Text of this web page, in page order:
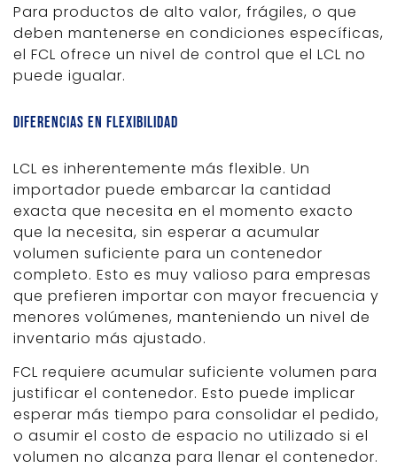
Para productos de alto valor, frágiles, o que
deben mantenerse en condiciones específicas,
el FCL ofrece un nivel de control que el LCL no
puede igualar.
Diferencias en flexibilidad
LCL es inherentemente más flexible. Un
importador puede embarcar la cantidad
exacta que necesita en el momento exacto
que la necesita, sin esperar a acumular
volumen suficiente para un contenedor
completo. Esto es muy valioso para empresas
que prefieren importar con mayor frecuencia y
menores volúmenes, manteniendo un nivel de
inventario más ajustado.
FCL requiere acumular suficiente volumen para
justificar el contenedor. Esto puede implicar
esperar más tiempo para consolidar el pedido,
o asumir el costo de espacio no utilizado si el
volumen no alcanza para llenar el contenedor.